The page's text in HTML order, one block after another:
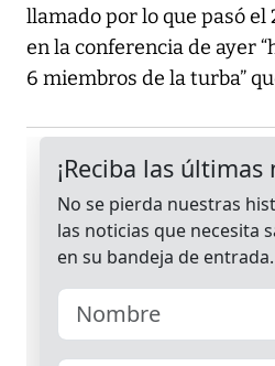
llamado por lo que pasó
en la conferencia de ayer
6 miembros de la turba”